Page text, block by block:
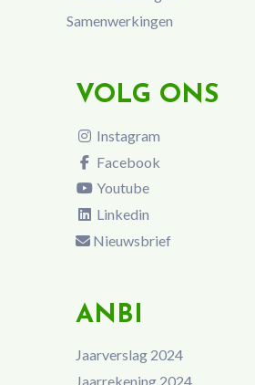
Samenwerkingen
VOLG ONS
Instagram
Facebook
Youtube
Linkedin
Nieuwsbrief
ANBI
Jaarverslag 2024
Jaarrekening 2024